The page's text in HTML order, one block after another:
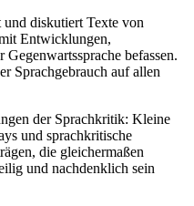
diskutiert Texte von
Entwicklungen,
befassen.
Sprachgebrauch auf allen
der Sprachkritik: Kleine
und sprachkritische
die gleichermaßen
und nachdenklich sein